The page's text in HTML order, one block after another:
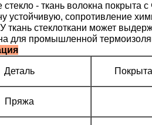
стекло - ткань волокна покрыта
устойчивую, сопротивление
ткань стеклоткани может
для промышленной
Деталь
Пряжа